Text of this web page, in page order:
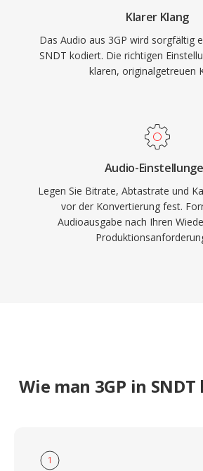
Klarer Klang
Das Audio aus 3GP wird sorgfältig
SNDT kodiert. Die richtigen
klaren, originalgetreuen
Audio-
Legen Sie Bitrate, Abtastrate und
vor der Konvertierung fest.
Audioausgabe nach Ihren
Wie man 3GP in
1